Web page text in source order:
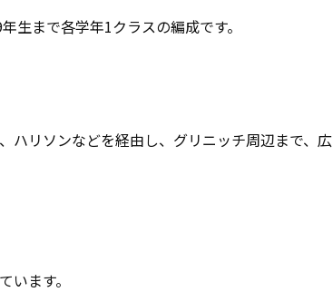
生まで各学年1クラスの編成です。
ハリソンなどを経由し、グリニッチ周辺まで、広
ます。